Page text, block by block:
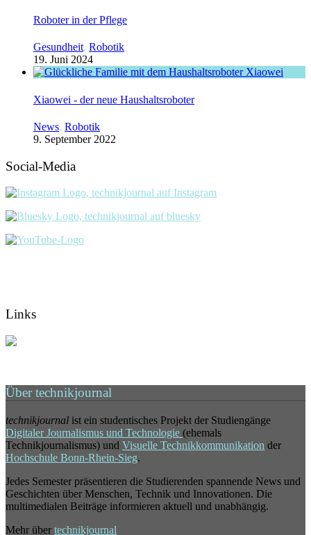
Roboter in der Pflege
Gesundheit, Robotik
19. Juni 2024
Xiaowei - der neue Haushaltsroboter
News, Robotik
9. September 2022
Social-Media
Links
Über technikjournal
technikjournal ist ein studentisches Projekt der Studiengänge
Digitaler Journalismus und Technologie (ehemals
Technikjournalismus) und Visuelle Technikkommunikation der
Hochschule Bonn-Rhein-Sieg.
Jedes Semester präsentieren die Studierenden spannende News und
Geschichten über Menschen, Technik und Innovationen. Die
multimedialen Beiträge informieren aktuell und unabhängig.
Mehr über technikjournal